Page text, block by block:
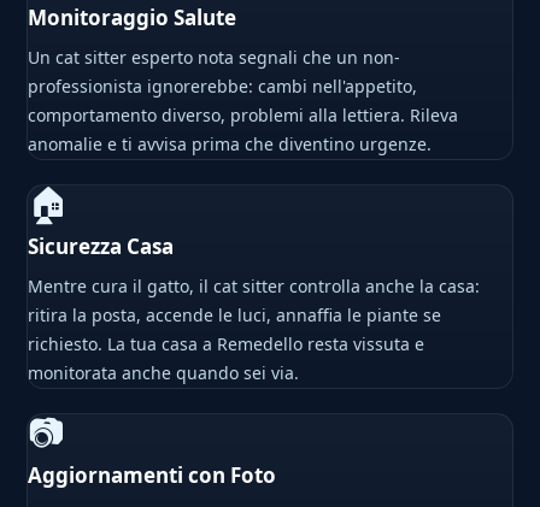
Monitoraggio Salute
Un cat sitter esperto nota segnali che un non-
professionista ignorerebbe: cambi nell'appetito,
comportamento diverso, problemi alla lettiera. Rileva
anomalie e ti avvisa prima che diventino urgenze.
🏠
Sicurezza Casa
Mentre cura il gatto, il cat sitter controlla anche la casa:
ritira la posta, accende le luci, annaffia le piante se
richiesto. La tua casa a Remedello resta vissuta e
monitorata anche quando sei via.
📷
Aggiornamenti con Foto